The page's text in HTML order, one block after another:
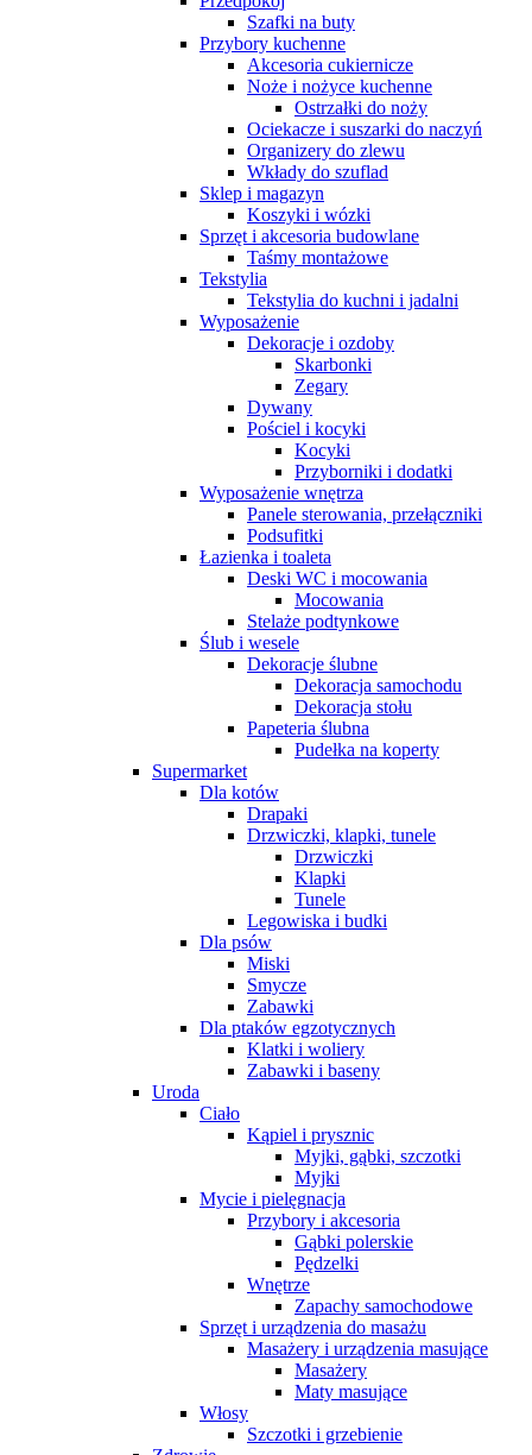
Szafki na buty
Przybory kuchenne
Akcesoria cukiernicze
Noże i nożyce kuchenne
Ostrzałki do noży
Ociekacze i suszarki do naczyń
Organizery do zlewu
Wkłady do szuflad
Sklep i magazyn
Koszyki i wózki
Sprzęt i akcesoria budowlane
Taśmy montażowe
Tekstylia
Tekstylia do kuchni i jadalni
Wyposażenie
Dekoracje i ozdoby
Skarbonki
Zegary
Dywany
Pościel i kocyki
Kocyki
Przyborniki i dodatki
Wyposażenie wnętrza
Panele sterowania, przełączniki
Podsufitki
Łazienka i toaleta
Deski WC i mocowania
Mocowania
Stelaże podtynkowe
Ślub i wesele
Dekoracje ślubne
Dekoracja samochodu
Dekoracja stołu
Papeteria ślubna
Pudełka na koperty
Supermarket
Dla kotów
Drapaki
Drzwiczki, klapki, tunele
Drzwiczki
Klapki
Tunele
Legowiska i budki
Dla psów
Miski
Smycze
Zabawki
Dla ptaków egzotycznych
Klatki i woliery
Zabawki i baseny
Uroda
Ciało
Kąpiel i prysznic
Myjki, gąbki, szczotki
Myjki
Mycie i pielęgnacja
Przybory i akcesoria
Gąbki polerskie
Pędzelki
Wnętrze
Zapachy samochodowe
Sprzęt i urządzenia do masażu
Masażery i urządzenia masujące
Masażery
Maty masujące
Włosy
Szczotki i grzebienie